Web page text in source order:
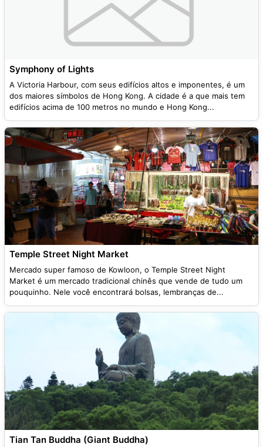
Symphony of Lights
A Victoria Harbour, com seus edifícios altos e imponentes, é um
dos maiores símbolos de Hong Kong. A cidade é a que mais tem
edifícios acima de 100 metros no mundo e Hong Kong...
Temple Street Night Market
Mercado super famoso de Kowloon, o Temple Street Night
Market é um mercado tradicional chinês que vende de tudo um
pouquinho. Nele você encontrará bolsas, lembranças de...
Tian Tan Buddha (Giant Buddha)